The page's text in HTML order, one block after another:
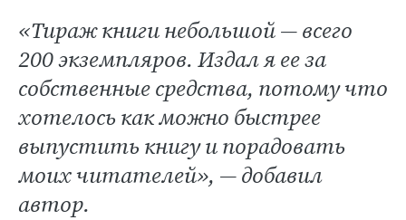
«Тираж книги небольшой — всего
200 экземпляров. Издал я ее за
собственные средства, потому что
хотелось как можно быстрее
выпустить книгу и порадовать
моих читателей», — добавил
автор.